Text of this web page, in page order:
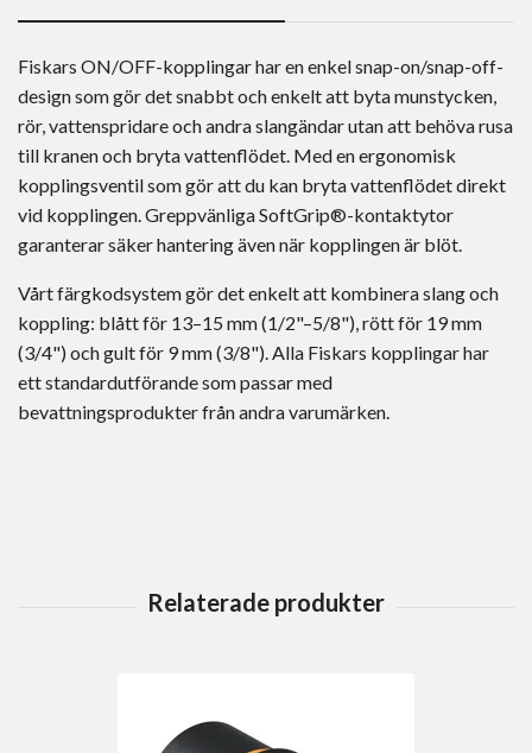
Fiskars ON/OFF-kopplingar har en enkel snap-on/snap-off-
design som gör det snabbt och enkelt att byta munstycken,
rör, vattenspridare och andra slangändar utan att behöva rusa
till kranen och bryta vattenflödet. Med en ergonomisk
kopplingsventil som gör att du kan bryta vattenflödet direkt
vid kopplingen. Greppvänliga SoftGrip®-kontaktytor
garanterar säker hantering även när kopplingen är blöt.
Vårt färgkodsystem gör det enkelt att kombinera slang och
koppling: blått för 13–15 mm (1/2"–5/8"), rött för 19 mm
(3/4") och gult för 9 mm (3/8"). Alla Fiskars kopplingar har
ett standardutförande som passar med
bevattningsprodukter från andra varumärken.